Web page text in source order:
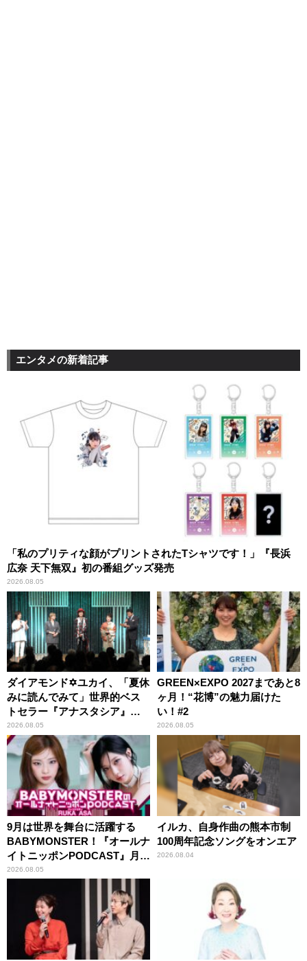
エンタメの新着記事
「私のプリティな顔がプリントされたTシャツです！」『長浜
広奈 天下無双』初の番組グッズ発売
2026.08.05
ダイアモンド✡ユカイ、「夏休
みに読んでみて」世界的ベス
トセラー『アナスタシア』を
紹介
2026.08.05
GREEN×EXPO 2027まであと8
ヶ月！“花博”の魅力届けた
い！#2
2026.08.05
9月は世界を舞台に活躍する
BABYMONSTER！『オールナ
イトニッポンPODCAST』月替
わりパーソナリティ
2026.08.05
イルカ、自身作曲の熊本市制
100周年記念ソングをオンエア
2026.08.04